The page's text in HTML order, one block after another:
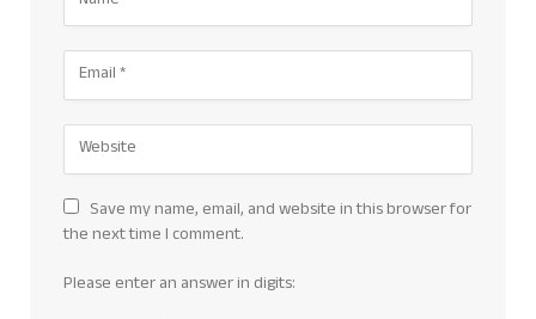
Save my name, email, and website in this browser for
the next time I comment.
Please enter an answer in digits: